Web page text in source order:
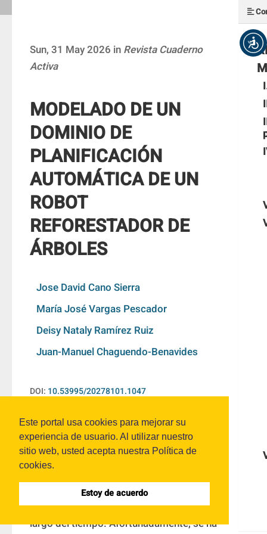
Este portal usa cookies para mejorar su
experiencia de usuario. Al utilizar nuestro
sitio web, usted acepta nuestra Política de
cookies.
Estoy de acuerdo
Sun, 31 May 2026 in Revista Cuaderno
Activa
MODELADO DE UN
DOMINIO DE
PLANIFICACIÓN
AUTOMÁTICA DE UN
ROBOT
REFORESTADOR DE
ÁRBOLES
Jose David Cano Sierra
María José Vargas Pescador
Deisy Nataly Ramírez Ruiz
Juan-Manuel Chaguendo-Benavides
DOI: 10.53995/20278101.1047
RESUMEN
La deforestación es uno de los problemas
ambientales que tiene Colombia,
llevándose millones de ecosistemas a lo
largo del tiempo. Afortunadamente, se ha